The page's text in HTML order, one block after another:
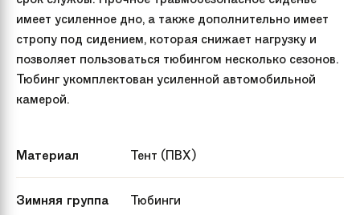
имеет усиленное дно, а также дополнительно имеет
стропу под сидением, которая снижает нагрузку и
позволяет пользоваться тюбингом несколько сезонов.
Тюбинг укомплектован усиленной автомобильной
камерой.
Материал Тент (ПВХ)
Зимняя группа Тюбинги